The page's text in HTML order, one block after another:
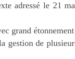
adressé le 21
grand
gestion de